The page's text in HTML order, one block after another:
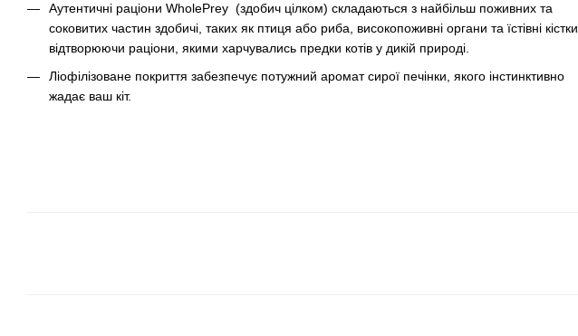
Аутентичні раціони WholePrey (здобич цілком) складаються з найбільш поживних та
соковитих частин здобичі, таких як птиця або риба, високопоживні органи та їстівні кістки,
відтворюючи раціони, якими харчувались предки котів у дикій природі.
Ліофілізоване покриття забезпечує потужний аромат сирої печінки, якого інстинктивно
жадає ваш кіт.